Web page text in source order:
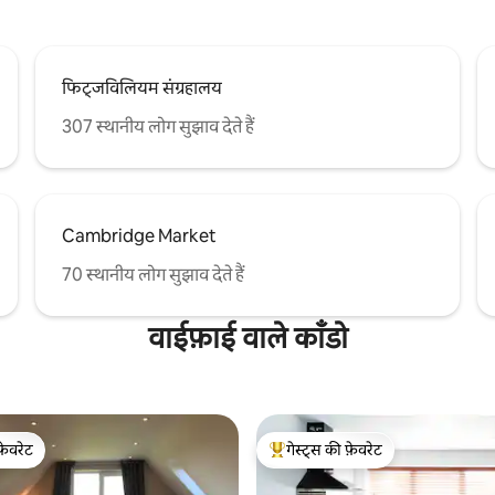
फिट्जविलियम संग्रहालय
307 स्थानीय लोग सुझाव देते हैं
Cambridge Market
70 स्थानीय लोग सुझाव देते हैं
वाईफ़ाई वाले काँडो
गेस्ट्स का टॉप फ़ेवरेट
गेस्ट्स की फ़ेवरेट